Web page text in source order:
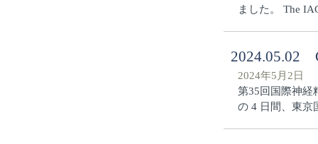
ました。 The
2024.05.02
2024年5月2日
第35回国際神経
の 4 日間、東京